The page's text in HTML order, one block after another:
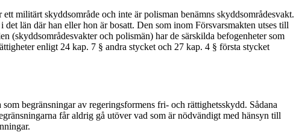
militärt skyddsområde och inte är polisman benämns skyddsområdesvakt.
län där han eller hon är bosatt. Den som inom Försvarsmakten utses till
(skyddsområdesvakter och polismän) har de särskilda befogenheter som
enligt 24 kap. 7 § andra stycket och 27 kap. 4 § första stycket
begränsningar av regeringsformens fri- och rättighetsskydd. Sådana
får aldrig gå utöver vad som är nödvändigt med hänsyn till